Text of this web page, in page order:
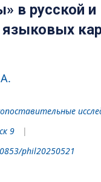
в русской и
9
phil20250521